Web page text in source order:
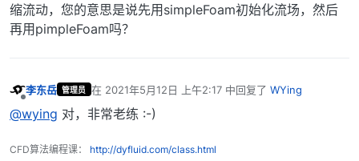
缩流动，您的意思是说先用simpleFoam初始化流场，然后
再用pimpleFoam吗？
李东岳 管理员 在 2021年5月12日 上午2:17中回复了 WYing
最后由 编辑
@wying 对，非常老练 :-)
CFD算法编程课： http://dyfluid.com/class.html